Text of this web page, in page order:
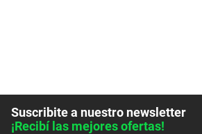
Suscribite a nuestro newsletter
¡Recibí las mejores ofertas!